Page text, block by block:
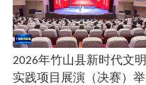
2026年竹山县新时代文明
实践项目展演（决赛）举